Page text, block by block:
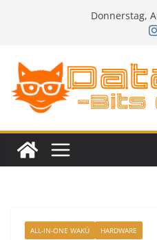
Donnerstag,
ALL-IN-ONE WAKÜ HARDWARE